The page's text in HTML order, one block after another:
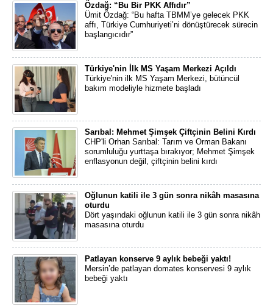
Özdağ: “Bu Bir PKK Affıdır”
Ümit Özdağ: “Bu hafta TBMM’ye gelecek PKK
affı, Türkiye Cumhuriyeti’ni dönüştürecek sürecin
başlangıcıdır”
Türkiye'nin İlk MS Yaşam Merkezi Açıldı
Türkiye'nin ilk MS Yaşam Merkezi, bütüncül
bakım modeliyle hizmete başladı
Sarıbal: Mehmet Şimşek Çiftçinin Belini Kırdı
CHP'li Orhan Sarıbal: Tarım ve Orman Bakanı
sorumluluğu yurttaşa bırakıyor; Mehmet Şimşek
enflasyonun değil, çiftçinin belini kırdı
Oğlunun katili ile 3 gün sonra nikâh masasına
oturdu
Dört yaşındaki oğlunun katili ile 3 gün sonra nikâh
masasına oturdu
Patlayan konserve 9 aylık bebeği yaktı!
Mersin’de patlayan domates konservesi 9 aylık
bebeği yaktı